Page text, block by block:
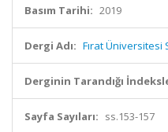
Basım Tarihi: 2019
Dergi Adı: Fırat Üniversitesi
Derginin Tarandığı
Sayfa Sayıları: ss.153-157